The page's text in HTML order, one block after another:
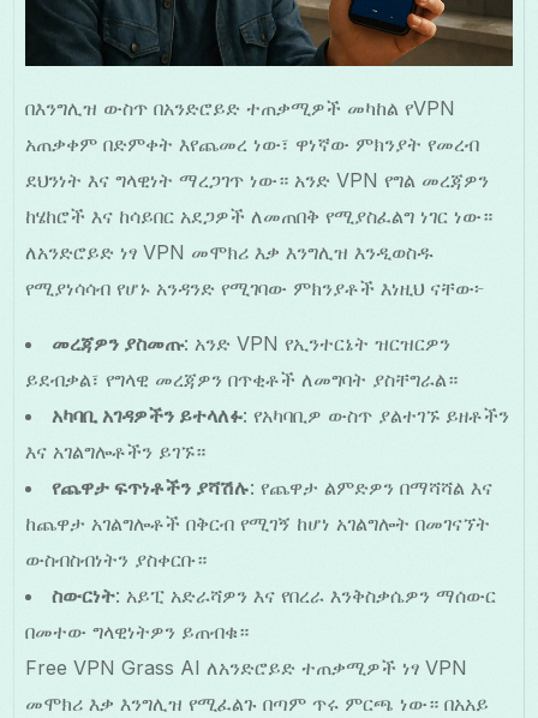
በእንግሊዝ ውስጥ በአንድሮይድ ተጠቃሚዎች መካከል የVPN
አጠቃቀም በድምቀት እየጨመረ ነው፣ ዋነኛው ምክንያት የመረብ
ደህንነት እና ግላዊነት ማረጋገጥ ነው። አንድ VPN የግል መረጃዎን
ከሄከሮች እና ከሳይበር አደጋዎች ለመጠበቅ የሚያስፈልግ ነገር ነው።
ለአንድሮይድ ነፃ VPN መሞክሪ እቃ እንግሊዝ እንዲወስዱ
የሚያነሳሳብ የሆኑ አንዳንድ የሚገባው ምክንያቶች እነዚህ ናቸው፦
መረጃዎን ያስመጡ: አንድ VPN የኢንተርኔት ዝርዝርዎን
ይደብቃል፣ የግላዊ መረጃዎን በጥቂቶች ለመግባት ያስቸግራል።
አካባቢ አገዳዎችን ይተላለፉ: የአካባቢዎ ውስጥ ያልተገኙ ይዘቶችን
እና አገልግሎቶችን ይገኙ።
የጨዋታ ፍጥነቶችን ያሻሽሉ: የጨዋታ ልምድዎን በማሻሻል እና
ከጨዋታ አገልግሎቶች በቅርብ የሚገኝ ከሆነ አገልግሎት በመገናኘት
ውስብስብነትን ያስቀርቡ።
ስውርነት: አይፒ አድራሻዎን እና የበረራ እንቅስቃሴዎን ማሰውር
በመተው ግላዊነትዎን ይጠብቁ።
Free VPN Grass AI ለአንድሮይድ ተጠቃሚዎች ነፃ VPN
መሞክሪ እቃ እንግሊዝ የሚፈልጉ በጣም ጥሩ ምርጫ ነው። በአአይ